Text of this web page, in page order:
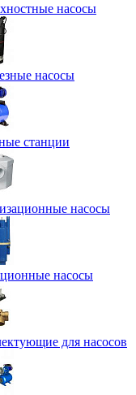
насосы
насосы
станции
насосы
насосы
для насосов